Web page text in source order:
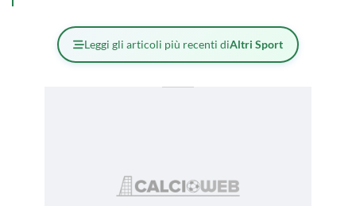
Leggi gli articoli più recenti diAltri Sport